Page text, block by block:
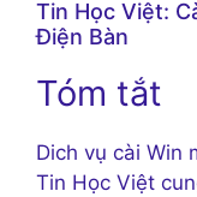
Tin Học Việt:
Điện Bàn
Tóm tắt
Dich vụ cài Win
Tin Học Việt